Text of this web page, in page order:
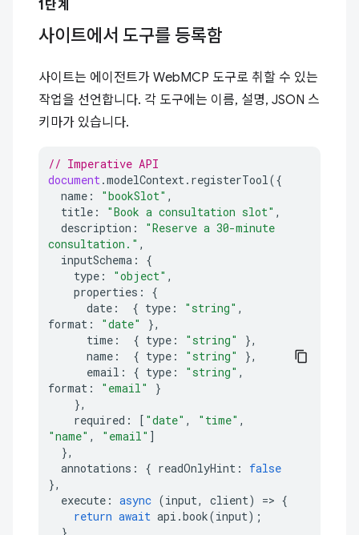
1단계
사이트에서 도구를 등록함
사이트는 에이전트가 WebMCP 도구로 취할 수 있는
작업을 선언합니다. 각 도구에는 이름, 설명, JSON 스
키마가 있습니다.
// Imperative API
document.modelContext. registerTool({
name : "bookSlot" ,
title : "Book a consultation slot" ,
description :
"Reserve a 30-minute
consultation." ,
inputSchema :
{
type : "object" ,
properties :
{
date : { type : "string" ,
format : "date"
},
time : { type : "string"
},
name : { type : "string"
},
email : { type : "string" ,
format : "email"
}
},
required : [ "date" , "time" ,
"name" , "email" ]
},
annotations : { readOnlyHint :
false
},
execute : async (input, client) => {
return await api .book(input);